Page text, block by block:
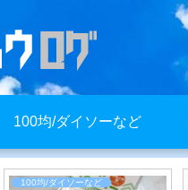
100均/ダイソーなど
100均/ダイソーなど